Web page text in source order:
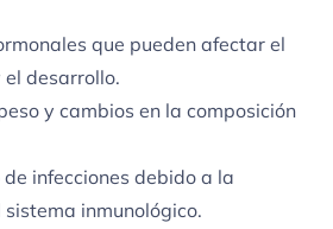
que pueden afectar el
desarrollo.
y cambios en la composición
infecciones debido a la
sistema inmunológico.